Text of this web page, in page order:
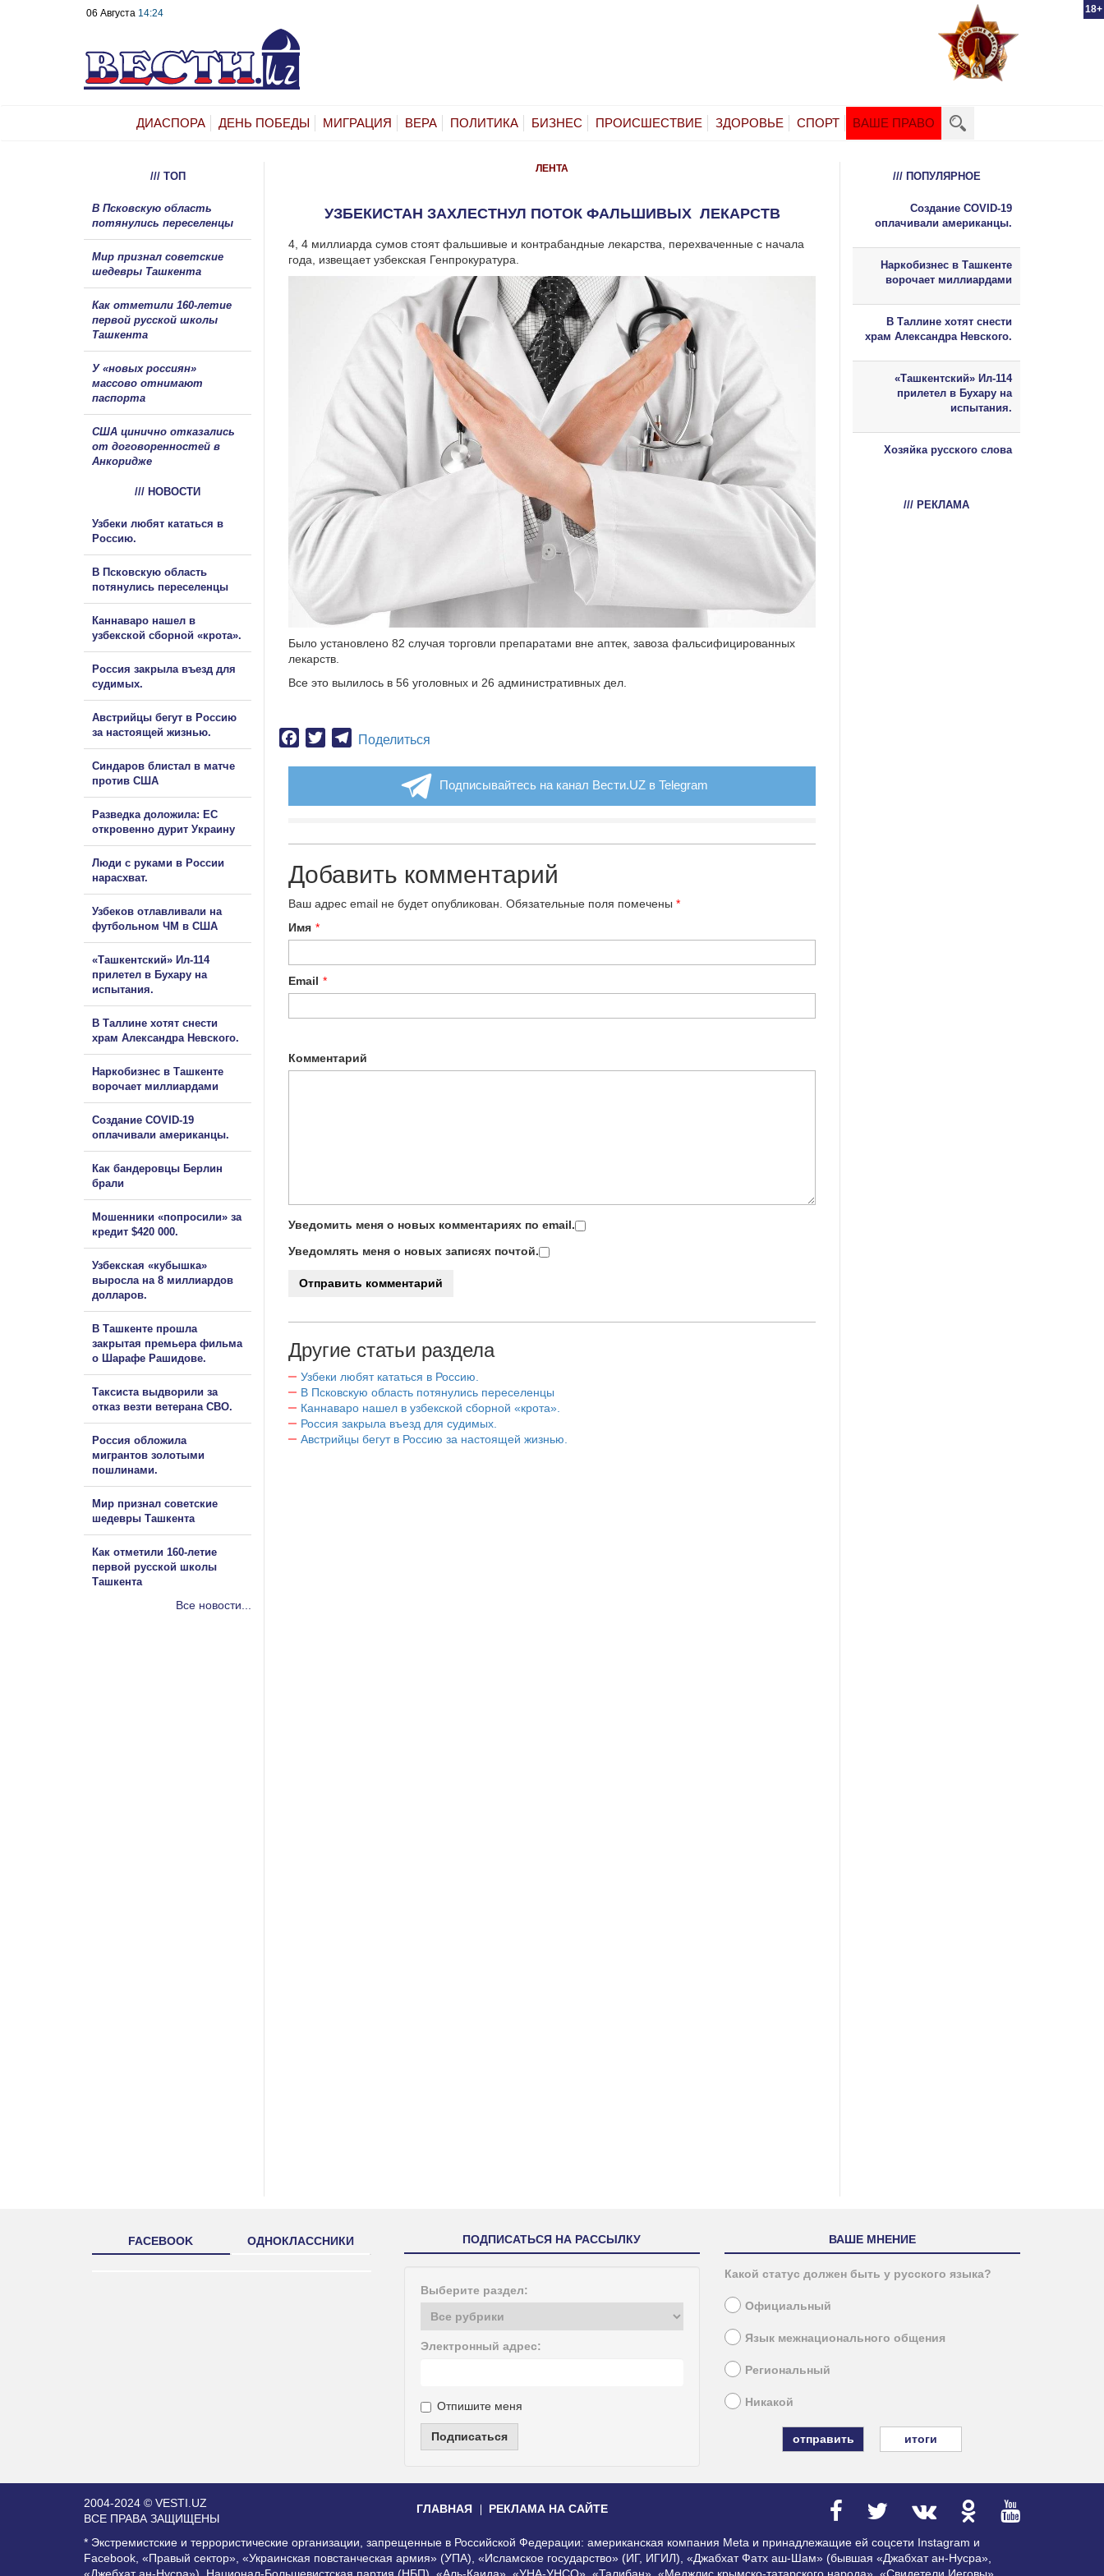
18+
06 Августа 14:24
ДИАСПОРА ДЕНЬ ПОБЕДЫ МИГРАЦИЯ ВЕРА ПОЛИТИКА БИЗНЕС ПРОИСШЕСТВИЕ ЗДОРОВЬЕ СПОРТ ВАШЕ ПРАВО
ЛЕНТА
УЗБЕКИСТАН ЗАХЛЕСТНУЛ ПОТОК ФАЛЬШИВЫХ ЛЕКАРСТВ
4, 4 миллиарда сумов стоят фальшивые и контрабандные лекарства, перехваченные с начала
года, извещает узбекская Генпрокуратура.
Было установлено 82 случая торговли препаратами вне аптек, завоза фальсифицированных
лекарств.
Все это вылилось в 56 уголовных и 26 административных дел.
Facebook
TwitterTelegram
Поделиться
Подписывайтесь на канал Вести.UZ в Telegram
Добавить комментарий
Ваш адрес email не будет опубликован. Обязательные поля помечены *
Имя *
Email *
Комментарий
Уведомить меня о новых комментариях по email.
Уведомлять меня о новых записях почтой.
Другие статьи раздела
Узбеки любят кататься в Россию.
В Псковскую область потянулись переселенцы
Каннаваро нашел в узбекской сборной «крота».
Россия закрыла въезд для судимых.
Австрийцы бегут в Россию за настоящей жизнью.
/// ТОП
В Псковскую область
потянулись переселенцы
Мир признал советские
шедевры Ташкента
Как отметили 160-летие
первой русской школы
Ташкента
У «новых россиян»
массово отнимают
паспорта
США цинично отказались
от договоренностей в
Анкоридже
/// НОВОСТИ
Узбеки любят кататься в
Россию.
В Псковскую область
потянулись переселенцы
Каннаваро нашел в
узбекской сборной «крота».
Россия закрыла въезд для
судимых.
Австрийцы бегут в Россию
за настоящей жизнью.
Синдаров блистал в матче
против США
Разведка доложила: ЕС
откровенно дурит Украину
Люди с руками в России
нарасхват.
Узбеков отлавливали на
футбольном ЧМ в США
«Ташкентский» Ил-114
прилетел в Бухару на
испытания.
В Таллине хотят снести
храм Александра Невского.
Наркобизнес в Ташкенте
ворочает миллиардами
Создание COVID-19
оплачивали американцы.
Как бандеровцы Берлин
брали
Мошенники «попросили» за
кредит $420 000.
Узбекская «кубышка»
выросла на 8 миллиардов
долларов.
В Ташкенте прошла
закрытая премьера фильма
о Шарафе Рашидове.
Таксиста выдворили за
отказ везти ветерана СВО.
Россия обложила
мигрантов золотыми
пошлинами.
Мир признал советские
шедевры Ташкента
Как отметили 160-летие
первой русской школы
Ташкента
Все новости...
/// ПОПУЛЯРНОЕ
Создание COVID-19
оплачивали американцы.
Наркобизнес в Ташкенте
ворочает миллиардами
В Таллине хотят снести
храм Александра Невского.
«Ташкентский» Ил-114
прилетел в Бухару на
испытания.
Хозяйка русского слова
/// РЕКЛАМА
FACEBOOK ОДНОКЛАССНИКИ ПОДПИСАТЬСЯ НА РАССЫЛКУ
Выберите раздел:
Электронный адрес:
Отпишите меня
Подписаться
ВАШЕ МНЕНИЕ
Какой статус должен быть у русского языка?
Официальный
Язык межнационального общения
Региональный
Никакой
итоги
2004-2024 © VESTI.UZ
ВСЕ ПРАВА ЗАЩИЩЕНЫ
ГЛАВНАЯ РЕКЛАМА НА САЙТЕ
* Экстремистские и террористические организации, запрещенные в Российской Федерации: американская компания Meta и принадлежащие ей соцсети Instagram и
Facebook, «Правый сектор», «Украинская повстанческая армия» (УПА), «Исламское государство» (ИГ, ИГИЛ), «Джабхат Фатх аш-Шам» (бывшая «Джабхат ан-Нусра»,
«Джебхат ан-Нусра»), Национал-Большевистская партия (НБП), «Аль-Каида», «УНА-УНСО», «Талибан», «Меджлис крымско-татарского народа», «Свидетели Иеговы»,